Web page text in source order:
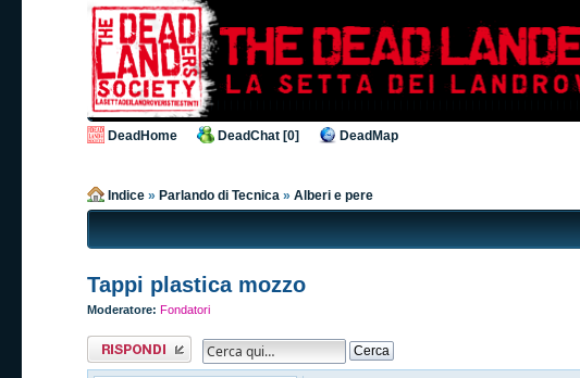
DeadHome DeadChat [0] DeadMap
Indice » Parlando di Tecnica » Alberi e pere
Tappi plastica mozzo
Moderatore: Fondatori
Rispondi al
messaggio